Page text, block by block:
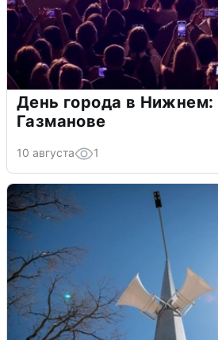
День города в Нижнем:
Газманове
10 августа 1